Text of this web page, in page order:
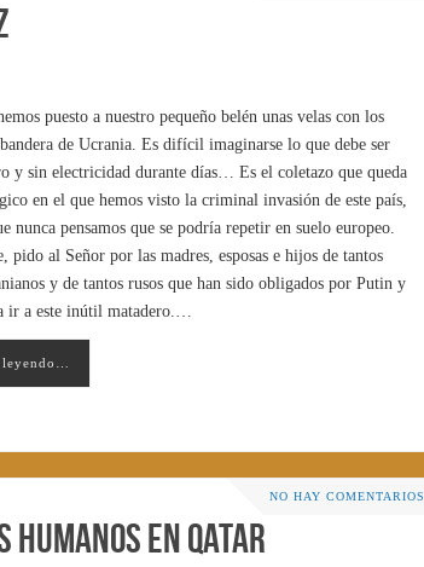
puesto a nuestro pequeño belén unas velas con los
de Ucrania. Es difícil imaginarse lo que debe ser
y sin electricidad durante días… Es el coletazo que queda
en el que hemos visto la criminal invasión de este país,
nunca pensamos que se podría repetir en suelo europeo.
pido al Señor por las madres, esposas e hijos de tantos
y de tantos rusos que han sido obligados por Putin y
ir a este inútil matadero.…
NO HAY COMENTARIOS
en Qatar